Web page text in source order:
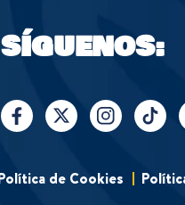
SÍGUENOS:
de Cookies